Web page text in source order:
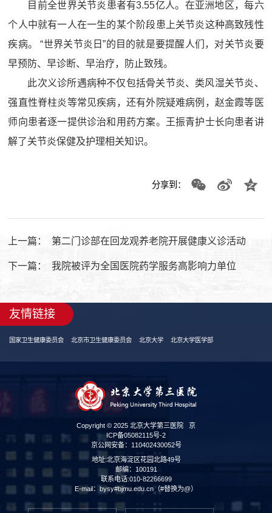
目前全世界关节炎患者有3.55亿人。在亚洲地区，每六
个人中就有一人在一生的某个阶段患上关节炎这种高致残性
疾病。 “世界关节炎日”的目的就是要提醒人们，对关节炎要
早预防、早诊断、早治疗，防止致残。
此次义诊所遇病种不仅包括骨关节炎、类风湿关节炎、
强直性脊柱炎等常见疾病，还有外院疑难病例，赵金霞等医
师向患者逐一提供诊治和用药方案。王振青护士长向患者讲
解了关节炎保健及护理相关知识。
分享到：
上一篇： 第二门诊部在回龙观养老院开展健康义诊活动
下一篇： 我院被评为全国医院药学服务高影响力单位
友情链接
国家卫生健康委员会 北京市卫生健康委员会 北京大学 北京大学医学部
Copyright © 2025 北京大学第三医院 京
ICP备05082115号-2
京公网安备：110402430052号
地址:北京海淀区花园北路49号
邮编：100191
联系电话:010-82266699
E-mail：bysy#bjmu.edu.cn（#替换为@）